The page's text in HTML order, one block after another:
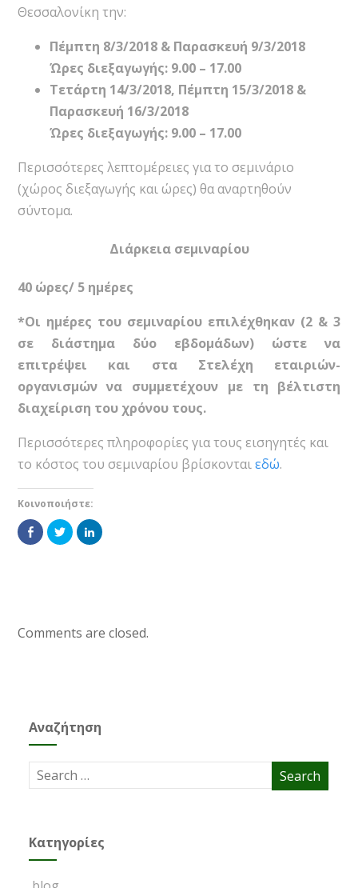
Θεσσαλονίκη την:
Πέμπτη 8/3/2018 & Παρασκευή 9/3/2018
Ώρες διεξαγωγής: 9.00 – 17.00
Τετάρτη 14/3/2018, Πέμπτη 15/3/2018 &
Παρασκευή 16/3/2018
Ώρες διεξαγωγής: 9.00 – 17.00
Περισσότερες λεπτομέρειες για το σεμινάριο
(χώρος διεξαγωγής και ώρες) θα αναρτηθούν
σύντομα.
Διάρκεια σεμιναρίου
40 ώρες/ 5 ημέρες
*Οι ημέρες του σεμιναρίου επιλέχθηκαν (2 & 3
σε διάστημα δύο εβδομάδων) ώστε να
επιτρέψει και στα Στελέχη εταιριών-
οργανισμών να συμμετέχουν με τη βέλτιστη
διαχείριση του χρόνου τους.
Περισσότερες πληροφορίες για τους εισηγητές και
το κόστος του σεμιναρίου βρίσκονταιεδώ.
Κοινοποιήστε:
Πατήστε
για
κοινοποίηση
Κλικ
για
Κλικ
για
Comments are closed.
Αναζήτηση
Kατηγορίες